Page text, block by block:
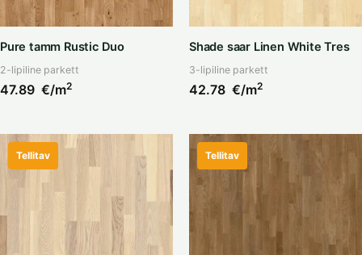
Pure tamm Rustic Duo
2-lipiline parkett
47.89 €/m2
Shade saar Linen White Tres
3-lipiline parkett
42.78 €/m2
Tellitav Tellitav